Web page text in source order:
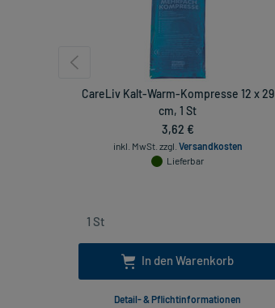
CareLiv Kalt-Warm-Kompresse 12 x 29
cm, 1 St
3,62 €
inkl. MwSt. zzgl. Versandkosten
Lieferbar
In den Warenkorb
Detail- & Pflichtinformationen